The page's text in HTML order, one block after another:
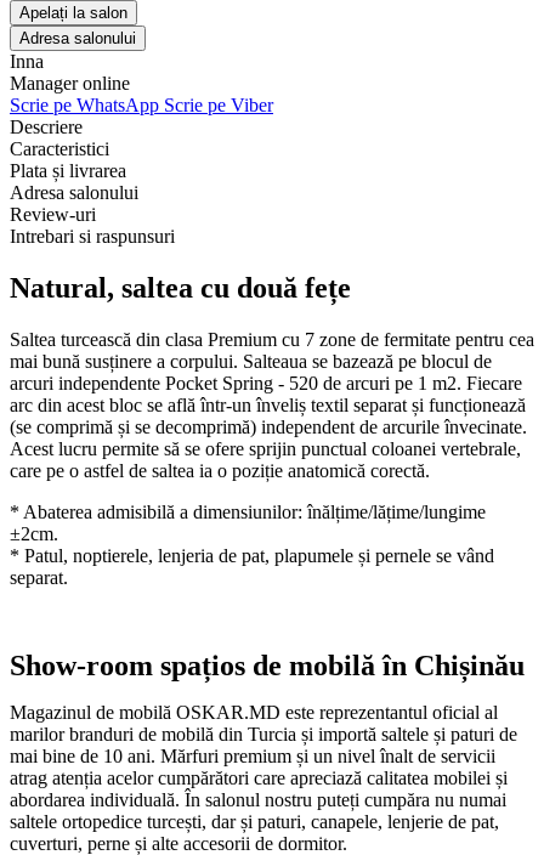
Apelați la salon
Adresa salonului
Inna
Manager online
Scrie pe WhatsApp Scrie pe Viber
Descriere
Caracteristici
Plata și livrarea
Adresa salonului
Review-uri
Intrebari si raspunsuri
Natural, saltea cu două fețe
Saltea turcească din clasa Premium cu 7 zone de fermitate pentru cea
mai bună susținere a corpului. Salteaua se bazează pe blocul de
arcuri independente Pocket Spring - 520 de arcuri pe 1 m2. Fiecare
arc din acest bloc se află într-un înveliș textil separat și funcționează
(se comprimă și se decomprimă) independent de arcurile învecinate.
Acest lucru permite să se ofere sprijin punctual coloanei vertebrale,
care pe o astfel de saltea ia o poziție anatomică corectă.
* Abaterea admisibilă a dimensiunilor: înălțime/lățime/lungime
±2cm.
* Patul, noptierele, lenjeria de pat, plapumele și pernele se vând
separat.
Show-room spațios de mobilă în Chișinău
Magazinul de mobilă OSKAR.MD este reprezentantul oficial al
marilor branduri de mobilă din Turcia și importă saltele și paturi de
mai bine de 10 ani. Mărfuri premium și un nivel înalt de servicii
atrag atenția acelor cumpărători care apreciază calitatea mobilei și
abordarea individuală. În salonul nostru puteți cumpăra nu numai
saltele ortopedice turcești, dar și paturi, canapele, lenjerie de pat,
cuverturi, perne și alte accesorii de dormitor.